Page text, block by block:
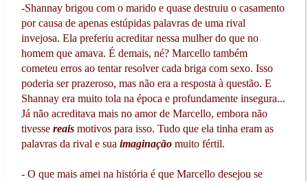
-Shannay brigou com o marido e quase destruiu o casamento
por causa de apenas estúpidas palavras de uma rival
invejosa. Ela preferiu acreditar nessa mulher do que no
homem que amava. É demais, né? Marcello também
cometeu erros ao tentar resolver cada briga com sexo. Isso
poderia ser prazeroso, mas não era a resposta à questão. E
Shannay era muito tola na época e profundamente insegura...
Já não acreditava mais no amor de Marcello, embora não
tivesse reais motivos para isso. Tudo que ela tinha eram as
palavras da rival e sua imaginaçãomuito fértil.
- O que mais amei na história é que Marcello desejou se